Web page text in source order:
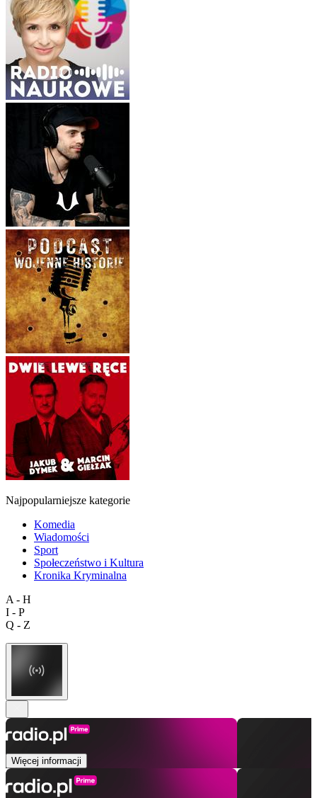
Najpopularniejsze kategorie
Komedia
Wiadomości
Sport
Społeczeństwo i Kultura
Kronika Kryminalna
A - H
I - P
Q - Z
Więcej informacji